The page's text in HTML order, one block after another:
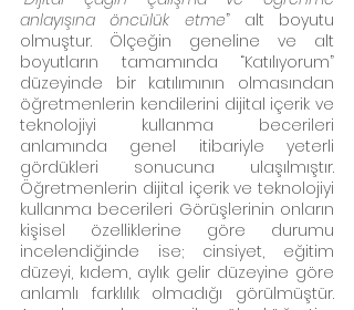
anlayışına öncülük etme” alt boyutu
olmuştur. Ölçeğin geneline ve alt
boyutların tamamında “Katılıyorum”
düzeyinde bir katılımının olmasından
öğretmenlerin kendilerini dijital içerik ve
teknolojiyi kullanma becerileri
anlamında genel itibariyle yeterli
gördükleri sonucuna ulaşılmıştır.
Öğretmenlerin dijital içerik ve teknolojiyi
kullanma becerileri Görüşlerinin onların
kişisel özelliklerine göre durumu
incelendiğinde ise; cinsiyet, eğitim
düzeyi, kıdem, aylık gelir düzeyine göre
anlamlı farklılık olmadığı görülmüştür.